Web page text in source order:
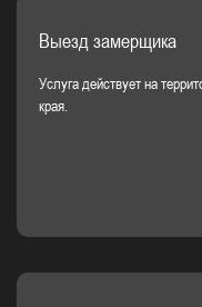
Выезд замерщика
Услуга действует на
края.